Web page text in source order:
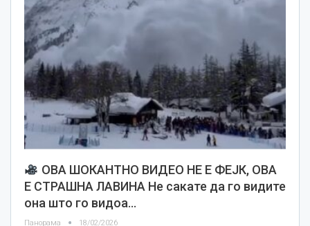
ОВА ШОКАНТНО ВИДЕО НЕ Е ФЕЈК, ОВА
Е СТРАШНА ЛАВИНА Не сакате да го видите
она што го видоа…
Панорама 18/02/2026